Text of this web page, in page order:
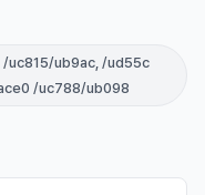
uc815/ub9ac, /ud55c
/uc788/ub098